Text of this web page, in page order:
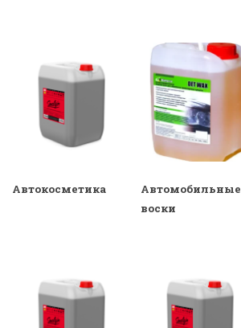
Автокосметика
Автомобильные
воски